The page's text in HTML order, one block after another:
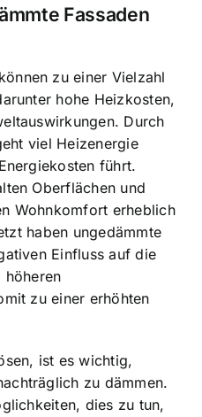
Fassaden
zu einer Vielzahl
hohe Heizkosten,
. Durch
viel Heizenergie
führt.
Oberflächen und
Wohnkomfort erheblich
haben ungedämmte
Einfluss auf die
höheren
zu einer erhöhten
ist es wichtig,
zu dämmen.
dies zu tun,